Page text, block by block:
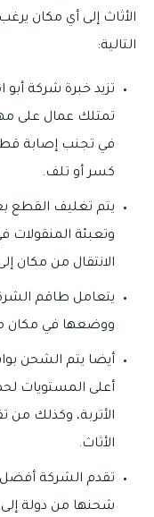
الأثاث إلى أي مكان
التالية:
تمتلك عمال على
في تجنب إصابة قطع
كسر أو تلف.
يتم تغليف القطع
وتعبئة المنقولات
الانتقال من مكان
يتعامل طاقم
ووضعها في مكان
أيضا يتم الشحن
أعلى المستويات
الأتربة، وكذلك
الأثاث.
تقدم الشركة أفضل
شحنها من دولة إلى